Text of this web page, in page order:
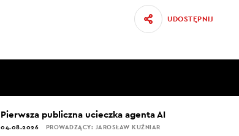
UDOSTĘPNIJ
Pierwsza publiczna ucieczka agenta AI
04.08.2026 PROWADZĄCY: JAROSŁAW KUŹNIAR